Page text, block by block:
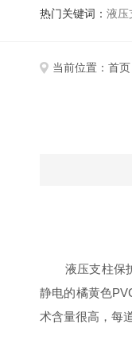
热门关键词： 液压
当前位置： 首页
液压支柱保
静电的橘黄色
术含量很高，每